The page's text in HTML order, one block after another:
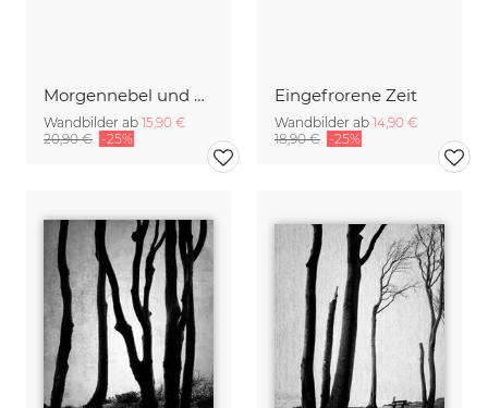
Morgennebel und Bäume
Wandbilder ab 15,90 €
20,90 € -25%
Eingefrorene Zeit
Wandbilder ab 14,90 €
18,90 € -25%